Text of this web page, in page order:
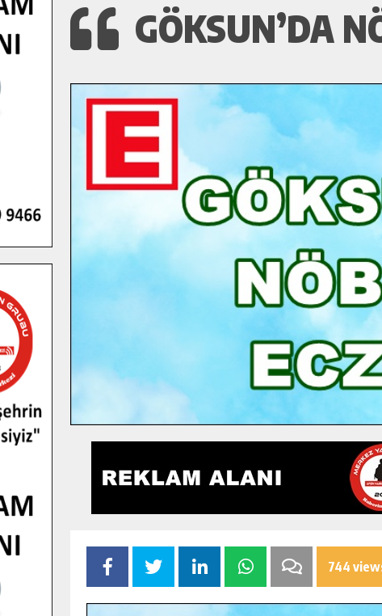
GÖKSUN’DA
744